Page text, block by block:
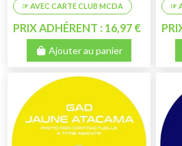
PRIX ADHÉRENT : 16,97 €
Ajouter au panier